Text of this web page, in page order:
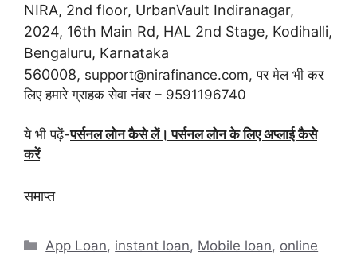
NIRA, 2nd floor, UrbanVault Indiranagar,
2024, 16th Main Rd, HAL 2nd Stage, Kodihalli,
Bengaluru, Karnataka
560008, support@nirafinance.com, पर मेल भी कर
लिए हमारे ग्राहक सेवा नंबर – 9591196740
ये भी पढ़ें-पर्सनल लोन कैसे लें। पर्सनल लोन के लिए अप्लाई कैसे
करें
समाप्त
Categories
App Loan, instant loan, Mobile loan, online